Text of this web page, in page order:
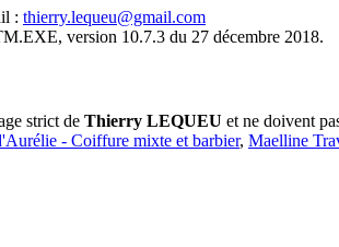
: thierry.lequeu@gmail.com
version 10.7.3 du 27 décembre 2018.
strict de Thierry LEQUEU et ne doivent
- Coiffure mixte et barbier, Maelline